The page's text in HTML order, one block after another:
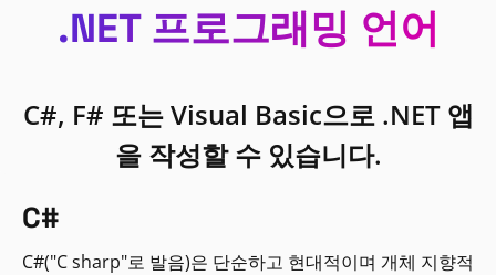
.NET 프로그래밍 언어
C#, F# 또는 Visual Basic으로 .NET 앱
을 작성할 수 있습니다.
C#
C#("C sharp"로 발음)은 단순하고 현대적이며 개체 지향적